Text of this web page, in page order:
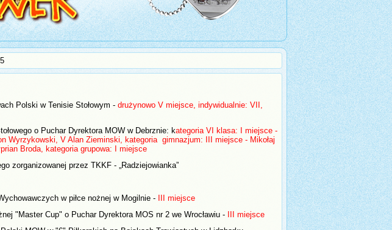
Polski w Tenisie Stołowym - drużynowo V miejsce, indywidualnie: VII,
o Puchar Dyrektora MOW w Debrznie: kategoria VI klasa: I miejsce -
Wyrzykowski, V Alan Zieminski, kategoria gimnazjum: III miejsce - Mikołaj
Broda, kategoria grupowa: I miejsce
zorganizowanej przez TKKF - „Radziejowianka”
w piłce nożnej w Mogilnie -
III miejsce
"Master Cup" o Puchar Dyrektora MOS nr 2 we Wrocławiu - III miejsce